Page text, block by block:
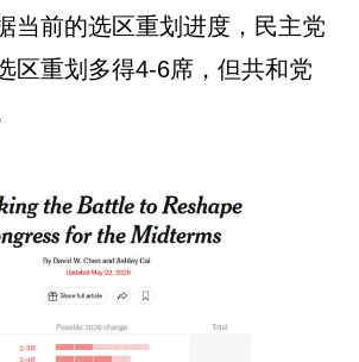
当前的选区重划进度，民主党
区重划多得4-6席，但共和党